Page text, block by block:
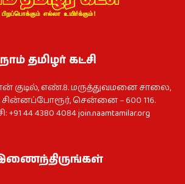
நாம் தமிழர் கட்சி
குடில், எண்.8. மருத்துவமனை சாலை,
சின்னப்போரூர், சென்னை – 600 116.
44 4380 4084join.naamtamilar.org